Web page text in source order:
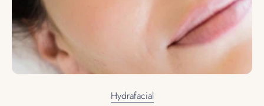
Hydrafacial